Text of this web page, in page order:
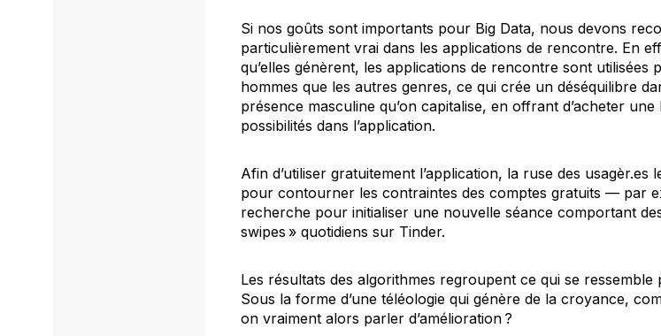
Si nos goûts sont importants pour Big Data, nous devons
particulièrement vrai dans les applications de rencontre. En
qu’elles génèrent, les applications de rencontre sont utilisées
hommes que les autres genres, ce qui crée un déséquilibre
présence masculine qu’on capitalise, en offrant d’acheter une
possibilités dans l’application.
Afin d’utiliser gratuitement l’application, la ruse des
pour contourner les contraintes des comptes gratuits — par
recherche pour initialiser une nouvelle séance comportant
swipes » quotidiens sur Tinder.
Les résultats des algorithmes regroupent ce qui se ressemble
Sous la forme d’une téléologie qui génère de la croyance,
on vraiment alors parler d’amélioration ?